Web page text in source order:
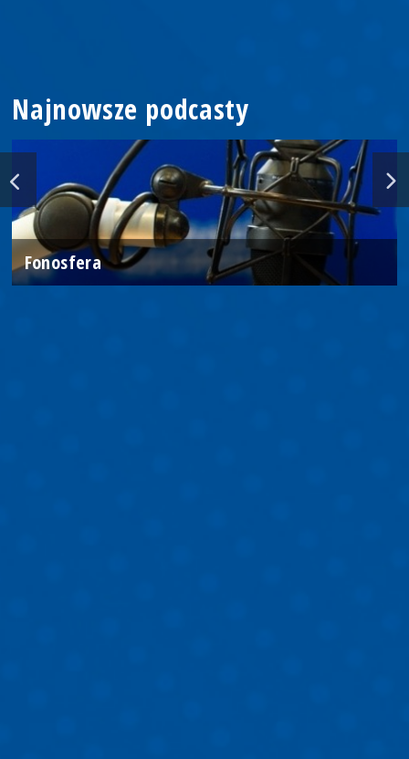
Najnowsze podcasty
Fonosfera